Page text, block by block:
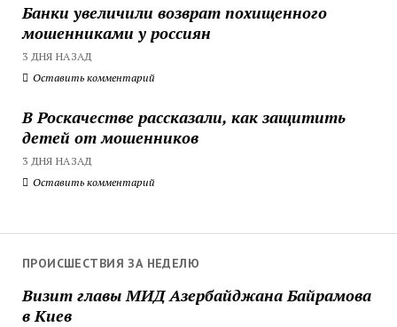
Банки увеличили возврат похищенного
мошенниками у россиян
3 ДНЯ НАЗАД
Оставить комментарий
В Роскачестве рассказали, как защитить
детей от мошенников
3 ДНЯ НАЗАД
Оставить комментарий
ПРОИСШЕСТВИЯ ЗА НЕДЕЛЮ
Визит главы МИД Азербайджана Байрамова
в Киев